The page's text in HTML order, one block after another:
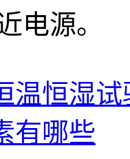
源。
温恒湿试
有哪些